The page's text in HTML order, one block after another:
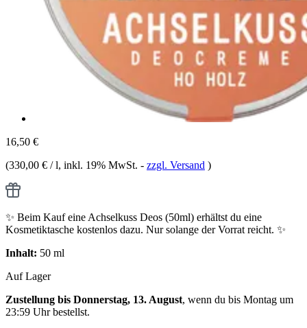
16,50 €
(330,00 € / l, inkl. 19% MwSt. - zzgl. Versand )
✨ Beim Kauf eine Achselkuss Deos (50ml) erhältst du eine
Kosmetiktasche kostenlos dazu. Nur solange der Vorrat reicht. ✨
Inhalt: 50 ml
Auf Lager
Zustellung bis Donnerstag, 13. August, wenn du bis Montag um
23:59 Uhrbestellst.